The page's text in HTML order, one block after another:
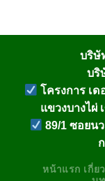
บริษั
บริ
โครงการ เ
แขวงบางไผ่
89/1 ซอยน
หน้าแรก เกี่ย